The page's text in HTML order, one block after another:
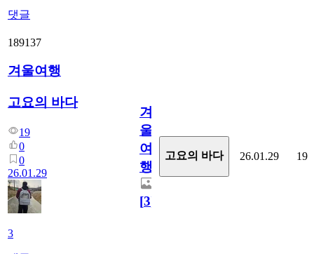
댓글
189137
겨울여행
고요의 바다
19
0
0
26.01.29
3
겨
울
여
행
[3]
고요의 바다 26.01.29 19